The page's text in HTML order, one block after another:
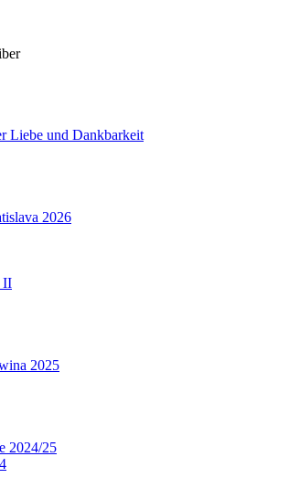
Liebe und Dankbarkeit
2026
II
2025
2024/25